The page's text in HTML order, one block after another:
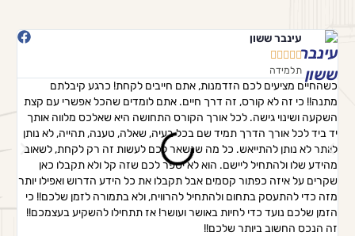
עינבר ששון





תלמידה
כשהחיים מציעים לכם הזדמנות, אתם חייבים לקחת! כרגע קיבלתם
מתנה!! כי זה לא קורס, זה דרך חיים. אתם לומדים שהכל אפשרי עם קצת
השקעה ושינוי גישה. לכל אורך הקורס התחושה היא שאלכס מלווה אותך
יד ביד לכל אורך הדרך תמיד שם בכל בעיה, שאלה, טענה, תהייה, לא נותן
לוותר לא נותן להתייאש. כל מה שנשאר לכם לעשות זה רק לקחת, לשאוב
מהידע שלו ולהתחיל ליישם. הוא לא יספר לכם שזה קל ולא תקבלו כאן
שקרים על איזה כפתור קסמים אבל תקבלו את כל הידע הדרוש ואפילו יותר
מזה כדי להתעסק בתחום ולהתחיל להרוויח, ולא בתמורה לזמן שלכם!! כי
הזמן שלכם נועד כדי לחיות באושר ועושר! אז תתחילו להשקיע בעצמכם!!
זה הנכס החשוב ביותר שלכם!!